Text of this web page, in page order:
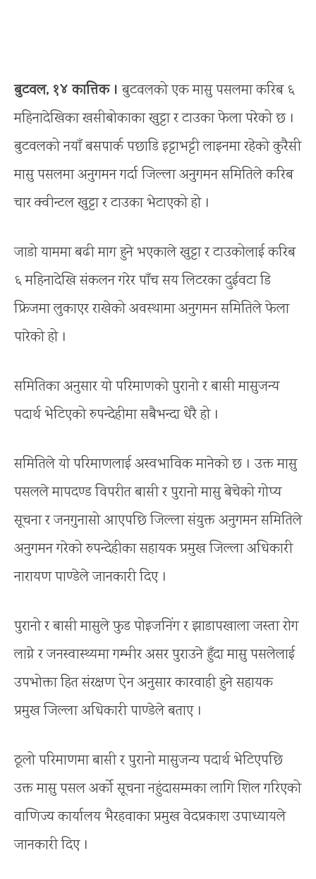
बुटवल, १४ कात्तिक । बुटवलको एक मासु पसलमा करिब ६
महिनादेखिका खसीबोकाका खुट्टा र टाउका फेला परेको छ ।
बुटवलको नयाँ बसपार्क पछाडि इट्टाभट्टी लाइनमा रहेको कुरैसी
मासु पसलमा अनुगमन गर्दा जिल्ला अनुगमन समितिले करिब
चार क्वीन्टल खुट्टा र टाउका भेटाएको हो ।
जाडो याममा बढी माग हुने भएकाले खुट्टा र टाउकोलाई करिब
६ महिनादेखि संकलन गरेर पाँच सय लिटरका दुईवटा डि
फ्रिजमा लुकाएर राखेको अवस्थामा अनुगमन समितिले फेला
पारेको हो ।
समितिका अनुसार यो परिमाणको पुरानो र बासी मासुजन्य
पदार्थ भेटिएको रुपन्देहीमा सबैभन्दा धेरै हो ।
समितिले यो परिमाणलाई अस्वभाविक मानेको छ । उक्त मासु
पसलले मापदण्ड विपरीत बासी र पुरानो मासु बेचेको गोप्य
सूचना र जनगुनासो आएपछि जिल्ला संयुक्त अनुगमन समितिले
अनुगमन गरेको रुपन्देहीका सहायक प्रमुख जिल्ला अधिकारी
नारायण पाण्डेले जानकारी दिए ।
पुरानो र बासी मासुले फुड पोइजनिंग र झाडापखाला जस्ता रोग
लाग्ने र जनस्वास्थ्यमा गम्भीर असर पुराउने हुँदा मासु पसलेलाई
उपभोक्ता हित संरक्षण ऐन अनुसार कारवाही हुने सहायक
प्रमुख जिल्ला अधिकारी पाण्डेले बताए ।
ठूलो परिमाणमा बासी र पुरानो मासुजन्य पदार्थ भेटिएपछि
उक्त मासु पसल अर्को सूचना नहुंदासम्मका लागि शिल गरिएको
वाणिज्य कार्यालय भैरहवाका प्रमुख वेदप्रकाश उपाध्यायले
जानकारी दिए ।